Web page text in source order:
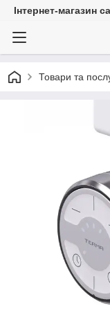
Інтернет-магазин
Товари та